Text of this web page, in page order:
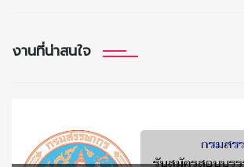
งานที่น่าสนใจ